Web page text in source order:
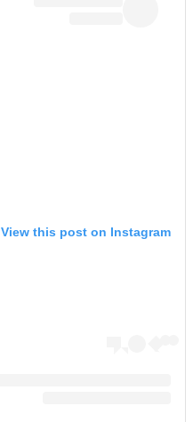
View this post on Instagram